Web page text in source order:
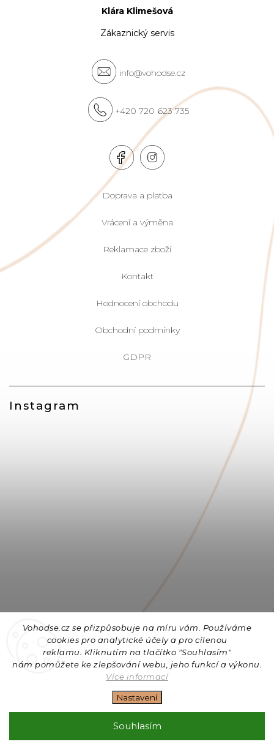
Vohodse.cz se přizpůsobuje na míru vám. Používáme
cookies pro analytické účely a pro cílenou
reklamu. Kliknutím na tlačítko "Souhlasím"
nám pomůžete ke zlepšování webu, jeho funkcí a výkonu.
Více informací
Nastavení
Souhlasím
Instagram
Sledovat na Instagramu
Klára Klimešová
Zákaznický servis
info@vohodse.cz
+420 720 623 735
Doprava a platba
Vrácení a výměna
Reklamace zboží
Kontakt
Hodnocení obchodu
Obchodní podmínky
GDPR
Copyright 2026Vohodse.cz. Všechna práva vyhrazena.
Upravit nastavení cookies